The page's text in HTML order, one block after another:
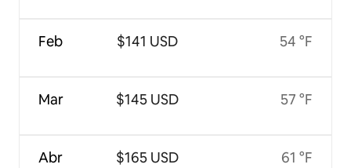
Feb
Mar
Abr
$141 USD
$145 USD
$165 USD
54 °F
57 °F
61 °F